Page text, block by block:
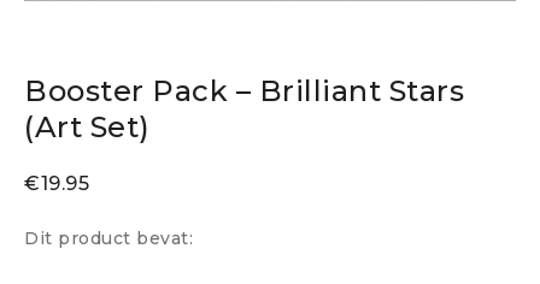
Booster Pack – Brilliant Stars
(Art Set)
€19.95
Dit product bevat: